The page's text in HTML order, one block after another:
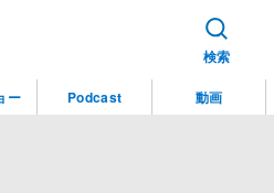
検索
ー Podcast 動画